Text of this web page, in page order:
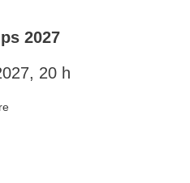
2027
20 h